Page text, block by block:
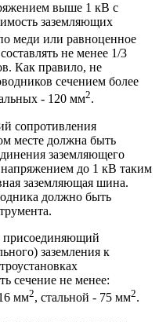
выше 1 кВ с
заземляющих
меди или равноценное
не менее 1/3
Как правило, не
сечением более
- 120 мм2.
сопротивления
месте должна быть
заземляющего
до 1 кВ таким
заземляющая шина.
должно быть
присоединяющий
заземления к
сечение не менее:
мм2, стальной - 75 мм2.